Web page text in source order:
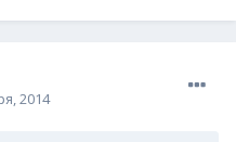
2014